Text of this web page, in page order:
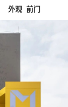
外观 前门